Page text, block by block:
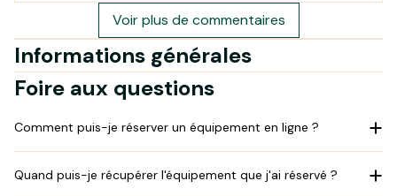
Nous reviendrons !
Voir plus de commentaires
Informations générales
Foire aux questions
Comment puis-je réserver un équipement en ligne ?
Quand puis-je récupérer l'équipement que j'ai réservé ?